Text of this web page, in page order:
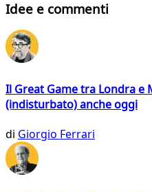
Idee e commenti
Il Great Game tra Londra
(indisturbato) anche oggi
di Giorgio Ferrari